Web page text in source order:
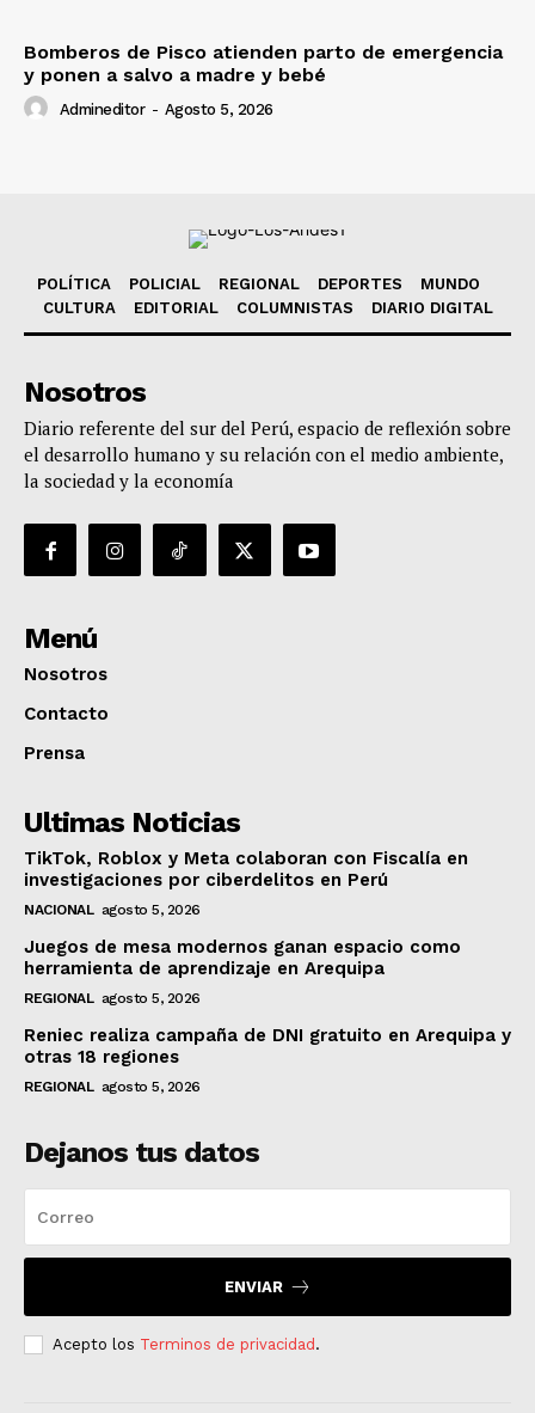
Bomberos de Pisco atienden parto de emergencia
y ponen a salvo a madre y bebé
Admineditor - Agosto 5, 2026
POLÍTICA POLICIAL REGIONAL DEPORTES
MUNDO
CULTURA
EDITORIAL COLUMNISTAS DIARIO DIGITAL
Nosotros
Diario referente del sur del Perú, espacio de reflexión sobre
el desarrollo humano y su relación con el medio ambiente,
la sociedad y la economía
Menú
Nosotros
Contacto
Prensa
Ultimas Noticias
TikTok, Roblox y Meta colaboran con Fiscalía en
investigaciones por ciberdelitos en Perú
NACIONAL agosto 5, 2026
Juegos de mesa modernos ganan espacio como
herramienta de aprendizaje en Arequipa
REGIONAL agosto 5, 2026
Reniec realiza campaña de DNI gratuito en Arequipa y
otras 18 regiones
REGIONAL agosto 5, 2026
Dejanos tus datos
ENVIAR
Acepto los Terminos de privacidad .